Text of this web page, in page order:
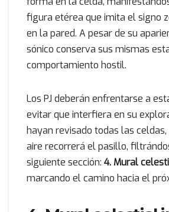
figura etérea que imita el signo
en la pared. A pesar de su
sónico conserva sus mismas
comportamiento hostil.
Los PJ deberán enfrentarse a
evitar que interfiera en su
hayan revisado todas las
aire recorrerá el pasillo,
siguiente sección: 4. Mural
marcando el camino hacia el